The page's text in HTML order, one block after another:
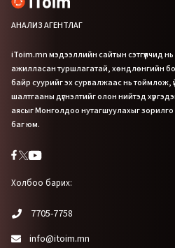
АНАЛИЗ АГЕНТЛАГ
iToim.mn мэдээллийн сайтын сэтгүүлчид нь
ажилласан туршлагатай, хөндлөнгийн
байр суурийг эх сурвалжаас нь тоймлож,
шалтгааны дүгнэлтийг олон нийтэд
аясыг Монголдоо нутагшуулахыг
баг юм.
Холбоо барих:
7705-7758
info@itoim.mn